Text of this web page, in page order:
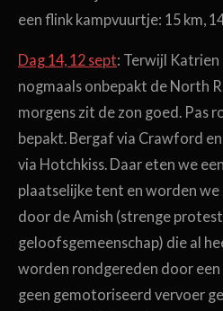
een flink kampvuurtje: 15 km,
Dag 14, 12 sept: Terwijl
nogmaals onbepakt de North
morgens zit de zon goed. Pas
bepakt. Bergaf via Crawford
via Hotchkiss. Daar eten we
plaatselijke tent en worden we
door de Amish (strenge
geloofsgemeenschap) die al
worden rondgereden door
geen gemotoriseerd vervoer